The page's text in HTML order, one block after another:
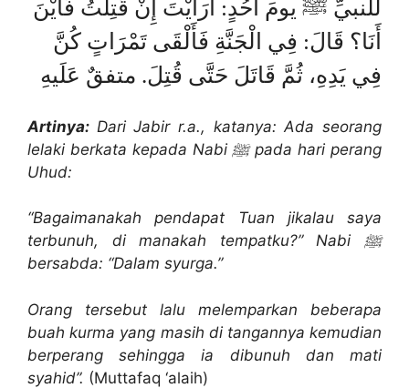
للنبيِّ ﷺ يومَ أُحُدٍ: أَرَأَيْتَ إِنْ قُتِلْتُ فَأَيْنَ
أَنَا؟ قَالَ: فِي الْجَنَّةِ فَأَلْقَى تَمْرَاتٍ كُنَّ
فِي يَدِهِ، ثُمَّ قَاتَلَ حَتَّى قُتِلَ. متفقٌ عَلَيهِ
Artinya: Dari Jabir r.a., katanya: Ada seorang
lelaki berkata kepada Nabi ﷺ pada hari perang
Uhud:
“Bagaimanakah pendapat Tuan jikalau saya
terbunuh, di manakah tempatku?” Nabi ﷺ
bersabda: “Dalam syurga.”
Orang tersebut lalu melemparkan beberapa
buah kurma yang masih di tangannya kemudian
berperang sehingga ia dibunuh dan mati
syahid”. (Muttafaq ‘alaih)